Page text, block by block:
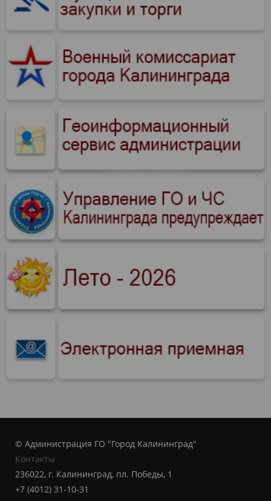
© Администрация ГО "Город Калининград"
Контакты
236022, г. Калининград, пл. Победы, 1
+7 (4012) 31-10-31